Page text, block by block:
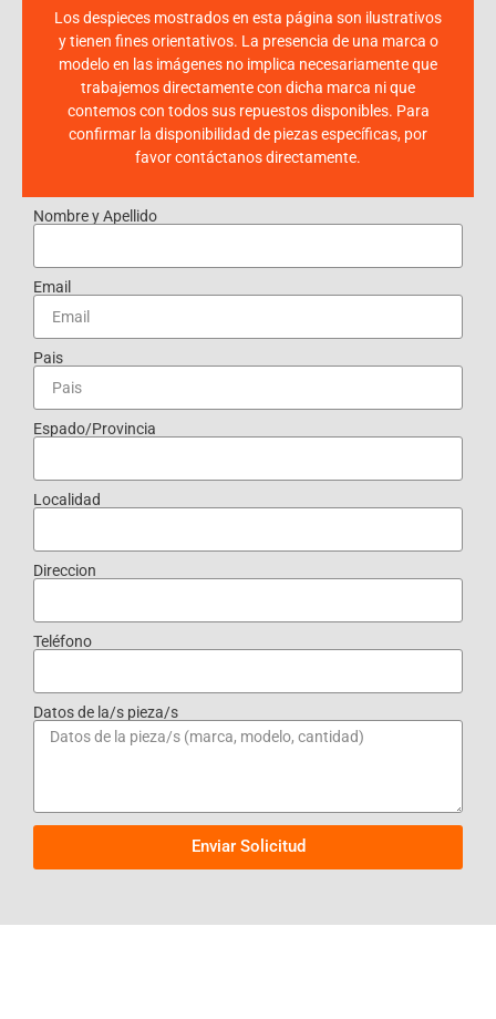
Los despieces mostrados en esta página son ilustrativos
y tienen fines orientativos. La presencia de una marca o
modelo en las imágenes no implica necesariamente que
trabajemos directamente con dicha marca ni que
contemos con todos sus repuestos disponibles. Para
confirmar la disponibilidad de piezas específicas, por
favor contáctanos directamente.
Nombre y Apellido
Email
Pais
Espado/Provincia
Localidad
Direccion
Teléfono
Datos de la/s pieza/s
Enviar Solicitud